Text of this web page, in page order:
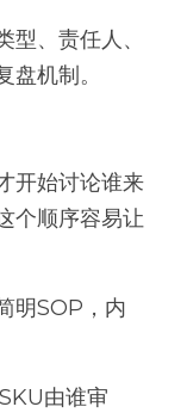
、责任人、
机制。
开始讨论谁来
个顺序容易让
明SOP，内